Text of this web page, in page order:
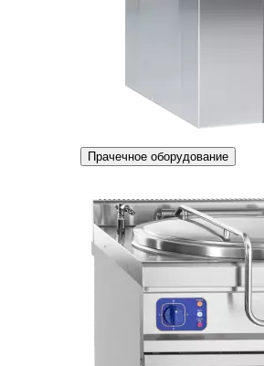
Прачечное оборудование